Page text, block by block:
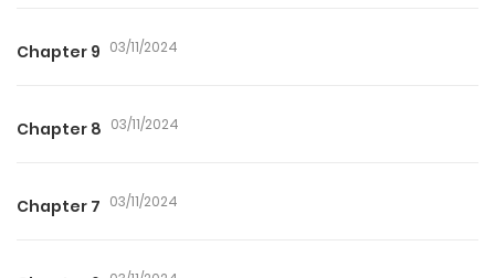
Chapter 9 03/11/2024
Chapter 8 03/11/2024
Chapter 7 03/11/2024